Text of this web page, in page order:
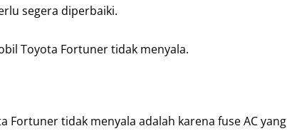
segera diperbaiki.
Toyota Fortuner tidak menyala.
tidak menyala adalah karena fuse AC yang